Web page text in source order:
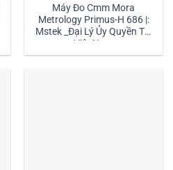
Máy Đo Cmm Mora
Metrology Primus-H 686 |:
Mstek _Đại Lý Ủy Quyền Tại
Việt Nam